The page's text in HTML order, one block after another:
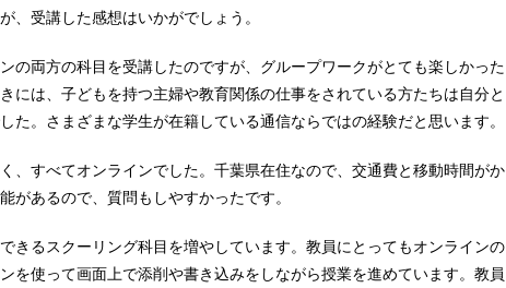
、受講した感想はいかがでしょう。
の両方の科目を受講したのですが、グループワークがとても楽しかった
には、子どもを持つ主婦や教育関係の仕事をされている方たちは自分と
た。さまざまな学生が在籍している通信ならではの経験だと思います。
、すべてオンラインでした。千葉県在住なので、交通費と移動時間がか
があるので、質問もしやすかったです。
きるスクーリング科目を増やしています。教員にとってもオンラインの
を使って画面上で添削や書き込みをしながら授業を進めています。教員